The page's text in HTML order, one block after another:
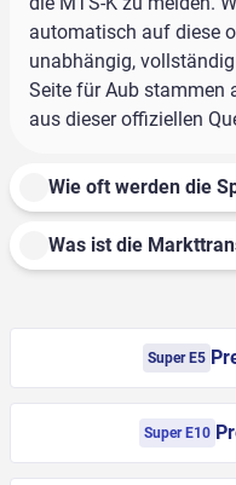
automatisch auf diese
unabhängig,
Seite für Aub stammen
aus dieser offiziellen
Wie oft werden die
Was ist die
Super E5
Super E10